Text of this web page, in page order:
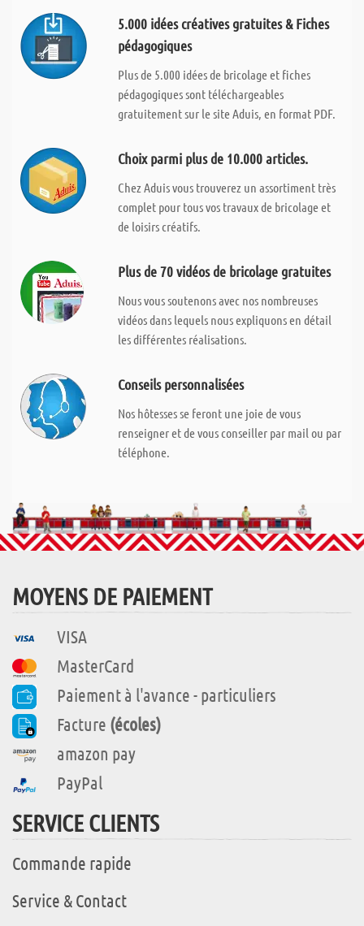
5.000 idées créatives gratuites & Fiches
pédagogiques
Plus de 5.000 idées de bricolage et fiches
pédagogiques sont téléchargeables
gratuitement sur le site Aduis, en format PDF.
Choix parmi plus de 10.000 articles.
Chez Aduis vous trouverez un assortiment très
complet pour tous vos travaux de bricolage et
de loisirs créatifs.
Plus de 70 vidéos de bricolage gratuites
Nous vous soutenons avec nos nombreuses
vidéos dans lequels nous expliquons en détail
les différentes réalisations.
Conseils personnalisées
Nos hôtesses se feront une joie de vous
renseigner et de vous conseiller par mail ou par
téléphone.
MOYENS DE PAIEMENT
VISA
MasterCard
Paiement à l'avance - particuliers
Facture (écoles)
amazon pay
PayPal
SERVICE CLIENTS
Commande rapide
Service & Contact